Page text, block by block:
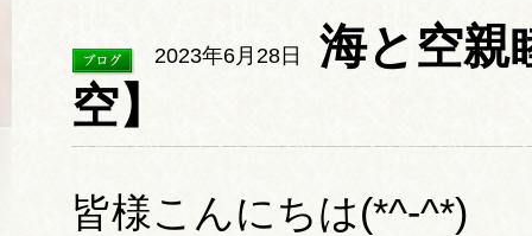
2023年6月28日
海と空親
空】
皆様こんにちは(*^-^*)